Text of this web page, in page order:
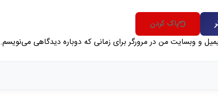
پاک کردن
و وبسایت من در مرورگر برای زمانی که دوباره دیدگاهی می‌نویسم.